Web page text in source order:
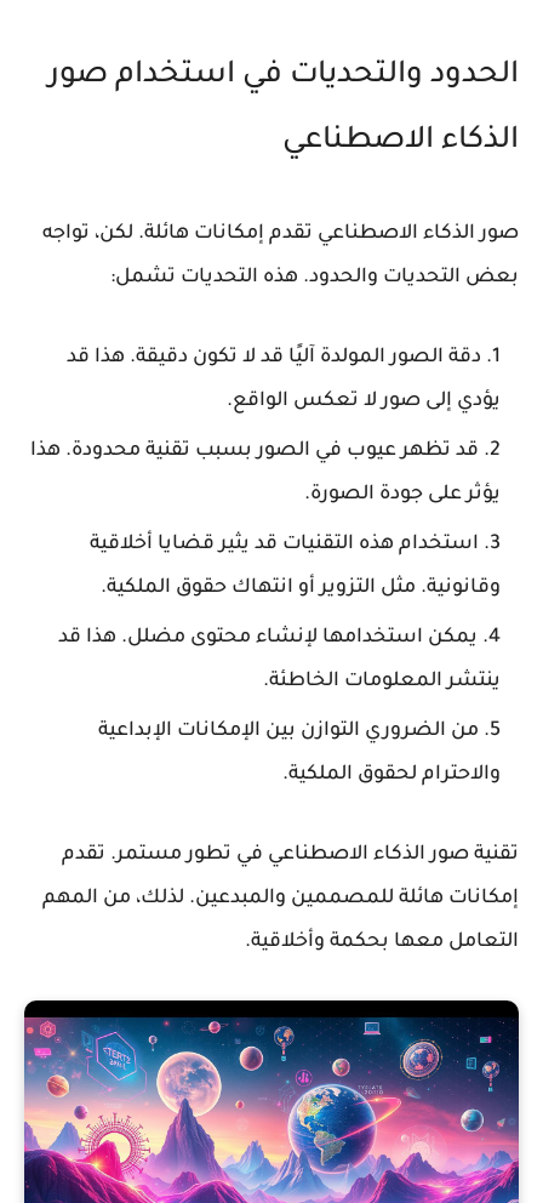
الحدود والتحديات في استخدام صور
الذكاء الاصطناعي
صور الذكاء الاصطناعي تقدم إمكانات هائلة. لكن، تواجه
بعض التحديات والحدود. هذه التحديات تشمل:
دقة الصور المولدة آليًا قد لا تكون دقيقة. هذا قد
يؤدي إلى صور لا تعكس الواقع.
قد تظهر عيوب في الصور بسبب تقنية محدودة. هذا
يؤثر على جودة الصورة.
استخدام هذه التقنيات قد يثير قضايا أخلاقية
وقانونية. مثل التزوير أو انتهاك حقوق الملكية.
يمكن استخدامها لإنشاء محتوى مضلل. هذا قد
ينتشر المعلومات الخاطئة.
من الضروري التوازن بين الإمكانات الإبداعية
والاحترام لحقوق الملكية.
تقنية صور الذكاء الاصطناعي في تطور مستمر. تقدم
إمكانات هائلة للمصممين والمبدعين. لذلك، من المهم
التعامل معها بحكمة وأخلاقية.